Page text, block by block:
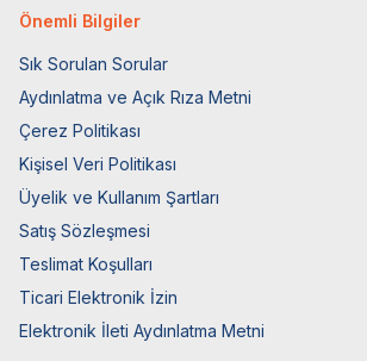
Önemli Bilgiler
Sık Sorulan Sorular
Aydınlatma ve Açık Rıza Metni
Çerez Politikası
Kişisel Veri Politikası
Üyelik ve Kullanım Şartları
Satış Sözleşmesi
Teslimat Koşulları
Ticari Elektronik İzin
Elektronik İleti Aydınlatma Metni